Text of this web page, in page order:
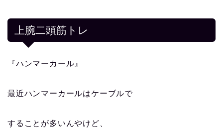
上腕二頭筋トレ
『ハンマーカール』
最近ハンマーカールはケーブルで
することが多いんやけど、